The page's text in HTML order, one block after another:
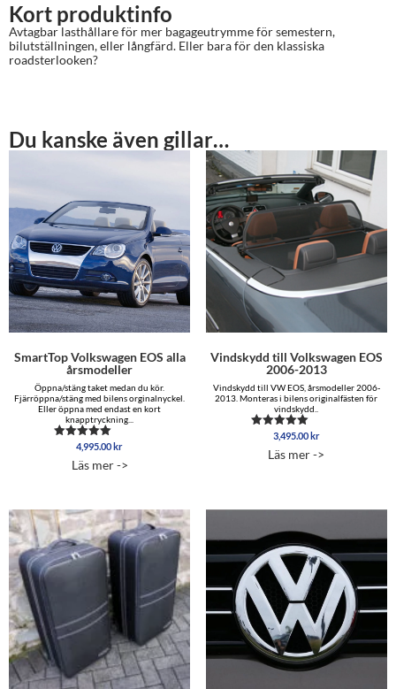
Kort produktinfo
Avtagbar lasthållare för mer bagageutrymme för semestern,
bilutställningen, eller långfärd. Eller bara för den klassiska
roadsterlooken?
Du kanske även gillar…
SmartTop Volkswagen EOS alla
årsmodeller
Öppna/stäng taket medan du kör.
Fjärröppna/stäng med bilens orginalnyckel.
Eller öppna med endast en kort
knapptryckning...
Betygsatt
av 5
4,995.00kr
Läs mer ->
Vindskydd till Volkswagen EOS
2006-2013
Vindskydd till VW EOS, årsmodeller 2006-
2013. Monteras i bilens originalfästen för
vindskydd..
Betygsatt
av 5
3,495.00kr
Läs mer ->